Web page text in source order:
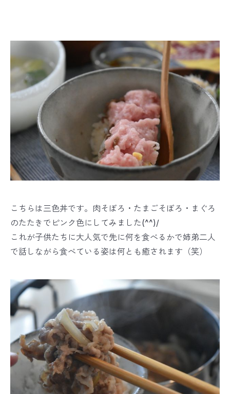
こちらは三色丼です。肉そぼろ・たまごそぼろ・まぐろ
のたたきでピンク色にしてみました(^^)/
これが子供たちに大人気で先に何を食べるかで姉弟二人
で話しながら食べている姿は何とも癒されます（笑）